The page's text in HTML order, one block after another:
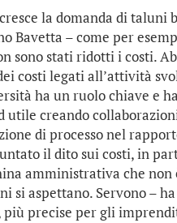
la domanda di taluni
Bavetta – come per
sono stati ridotti i costi.
costi legati all’attività
ha un ruolo chiave e
creando
di processo nel
il dito sui costi, in
amministrativa che
si aspettano. Servono –
precise per gli